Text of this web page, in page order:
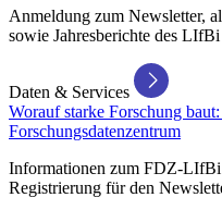
Anmeldung zum Newsletter,
sowie Jahresberichte des LIfBi
Daten & Services
Worauf starke Forschung
Forschungsdatenzentrum
Informationen zum FDZ-
Registrierung für den